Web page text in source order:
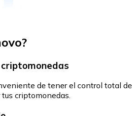
de tener el control total de
criptomonedas.